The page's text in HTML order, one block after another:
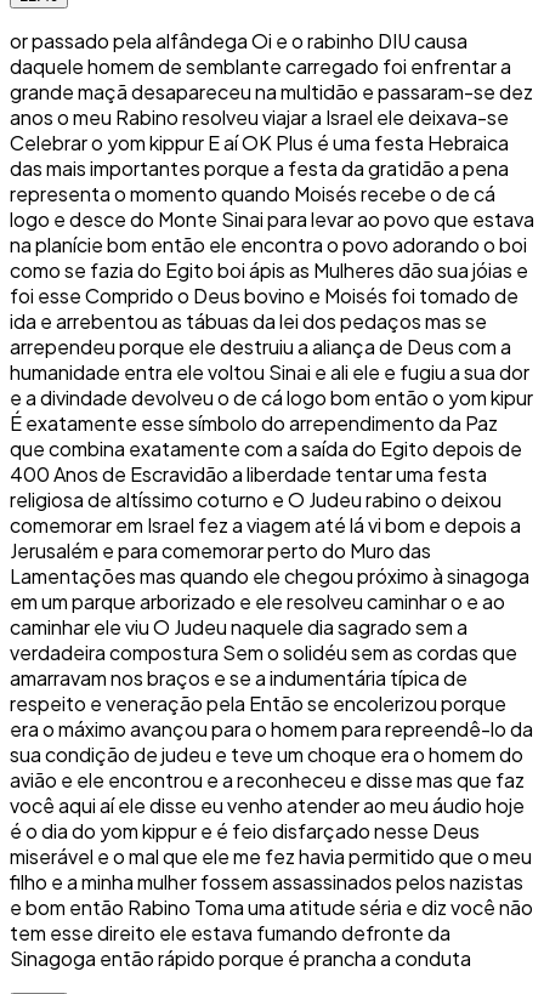
or passado pela alfândega Oi e o rabinho DIU causa
daquele homem de semblante carregado foi enfrentar a
grande maçã desapareceu na multidão e passaram-se dez
anos o meu Rabino resolveu viajar a Israel ele deixava-se
Celebrar o yom kippur E aí OK Plus é uma festa Hebraica
das mais importantes porque a festa da gratidão a pena
representa o momento quando Moisés recebe o de cá
logo e desce do Monte Sinai para levar ao povo que estava
na planície bom então ele encontra o povo adorando o boi
como se fazia do Egito boi ápis as Mulheres dão sua jóias e
foi esse Comprido o Deus bovino e Moisés foi tomado de
ida e arrebentou as tábuas da lei dos pedaços mas se
arrependeu porque ele destruiu a aliança de Deus com a
humanidade entra ele voltou Sinai e ali ele e fugiu a sua dor
e a divindade devolveu o de cá logo bom então o yom kipur
É exatamente esse símbolo do arrependimento da Paz
que combina exatamente com a saída do Egito depois de
400 Anos de Escravidão a liberdade tentar uma festa
religiosa de altíssimo coturno e O Judeu rabino o deixou
comemorar em Israel fez a viagem até lá vi bom e depois a
Jerusalém e para comemorar perto do Muro das
Lamentações mas quando ele chegou próximo à sinagoga
em um parque arborizado e ele resolveu caminhar o e ao
caminhar ele viu O Judeu naquele dia sagrado sem a
verdadeira compostura Sem o solidéu sem as cordas que
amarravam nos braços e se a indumentária típica de
respeito e veneração pela Então se encolerizou porque
era o máximo avançou para o homem para repreendê-lo da
sua condição de judeu e teve um choque era o homem do
avião e ele encontrou e a reconheceu e disse mas que faz
você aqui aí ele disse eu venho atender ao meu áudio hoje
é o dia do yom kippur e é feio disfarçado nesse Deus
miserável e o mal que ele me fez havia permitido que o meu
filho e a minha mulher fossem assassinados pelos nazistas
e bom então Rabino Toma uma atitude séria e diz você não
tem esse direito ele estava fumando defronte da
Sinagoga então rápido porque é prancha a conduta